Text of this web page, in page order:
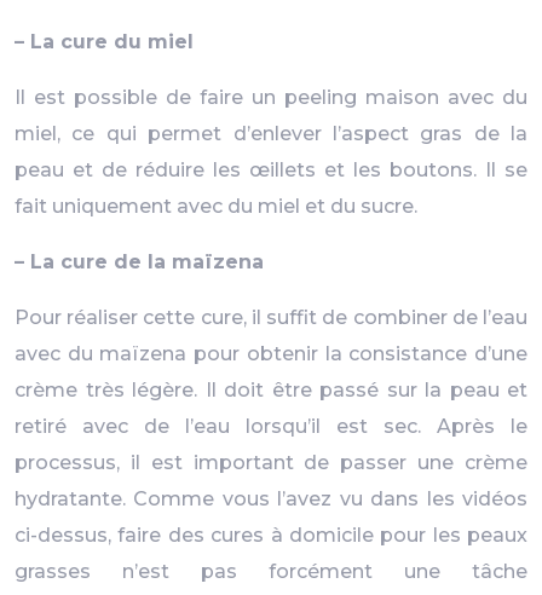
– La cure du miel
Il est possible de faire un peeling maison avec du
miel, ce qui permet d’enlever l’aspect gras de la
peau et de réduire les œillets et les boutons. Il se
fait uniquement avec du miel et du sucre.
– La cure de la maïzena
Pour réaliser cette cure, il suffit de combiner de l’eau
avec du maïzena pour obtenir la consistance d’une
crème très légère. Il doit être passé sur la peau et
retiré avec de l’eau lorsqu’il est sec. Après le
processus, il est important de passer une crème
hydratante. Comme vous l’avez vu dans les vidéos
ci-dessus, faire des cures à domicile pour les peaux
grasses n’est pas forcément une tâche